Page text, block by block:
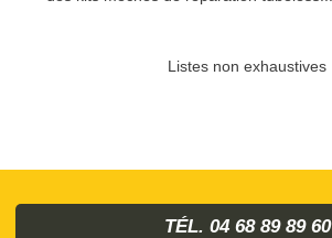
Listes non exhaustives
TÉL. 04 68 89 89 60